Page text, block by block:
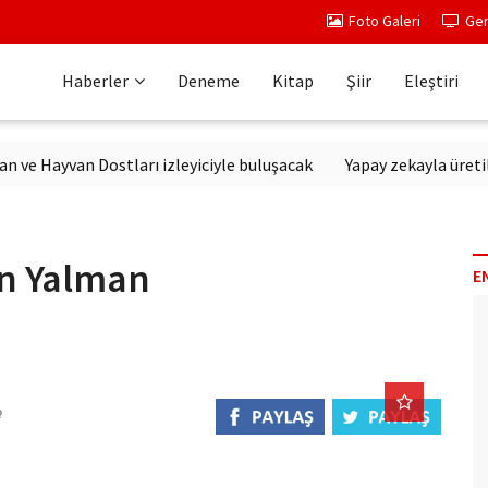
Foto Galeri
Haberler Deneme Kitap Şiir Eleştiri
Dostları izleyiciyle buluşacak Yapay zekayla üretilen
Yalman